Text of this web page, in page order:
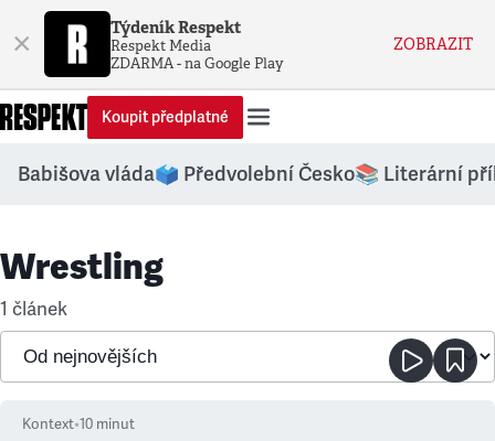
× Týdeník Respekt
Respekt Media
ZDARMA - na Google Play
ZOBRAZIT
Koupit předplatné
Babišova vláda🗳️ Předvolební Česko📚 Literární
Wrestling
1 článek
Kontext•10 minut